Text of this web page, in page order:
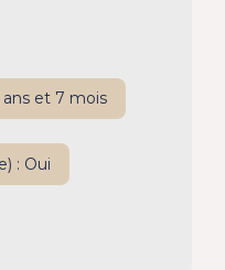
ans et 7 mois
: Oui